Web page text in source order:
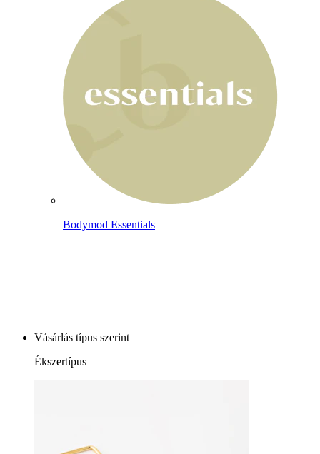
Bodymod Essentials
Vásárlás típus szerint
Ékszertípus